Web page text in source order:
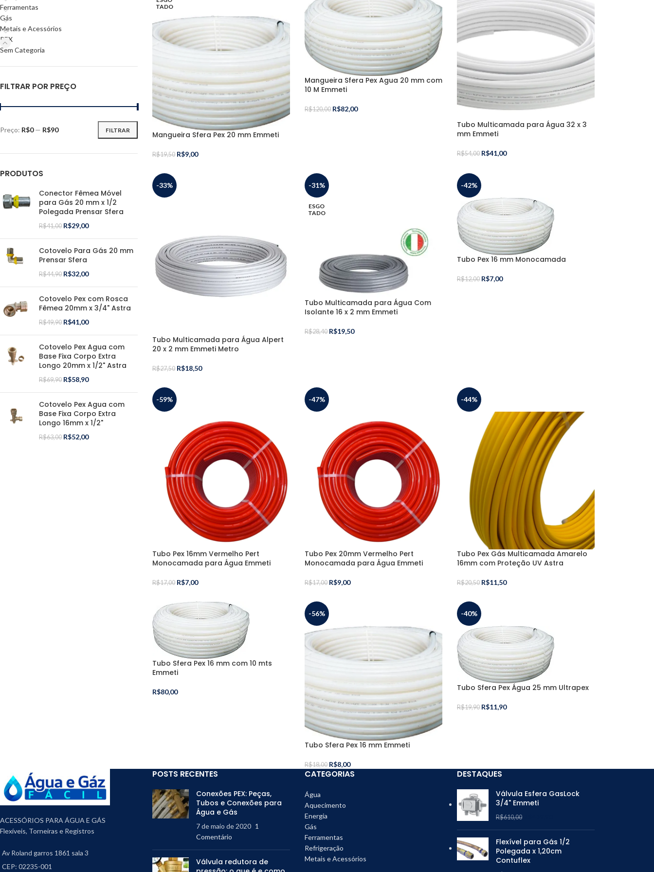
Ferramentas
Gás
Metais e Acessórios
PEX
Sem Categoria
FILTRAR POR PREÇO
FILTRAR
Preço: R$0— R$90
PRODUTOS
Conector Fêmea Móvel
para Gás 20 mm x 1/2
Polegada Prensar Sfera
R$41,00 R$29,00
Cotovelo Para Gás 20 mm
Prensar Sfera
R$44,90 R$32,00
Cotovelo Pex com Rosca
Fêmea 20mm x 3/4" Astra
R$49,90 R$41,00
Cotovelo Pex Agua com
Base Fixa Corpo Extra
Longo 20mm x 1/2" Astra
R$69,90 R$58,90
Cotovelo Pex Agua com
Base Fixa Corpo Extra
Longo 16mm x 1/2"
R$63,00 R$52,00
TADO
Mangueira Sfera Pex 20 mm Emmeti
R$19,50 R$9,00
Mangueira Sfera Pex Agua 20 mm com
10 M Emmeti
R$120,00 R$82,00
Tubo Multicamada para Água 32 x 3
mm Emmeti
R$54,00 R$41,00
-33%
Tubo Multicamada para Água Alpert
20 x 2 mm Emmeti Metro
R$27,50 R$18,50
-31%
ESGO
TADO
Tubo Multicamada para Água Com
Isolante 16 x 2 mm Emmeti
R$28,40 R$19,50
-42%
Tubo Pex 16 mm Monocamada
R$12,00 R$7,00
-59%
Tubo Pex 16mm Vermelho Pert
Monocamada para Água Emmeti
R$17,00 R$7,00
-47%
Tubo Pex 20mm Vermelho Pert
Monocamada para Água Emmeti
R$17,00 R$9,00
-44%
Tubo Pex Gás Multicamada Amarelo
16mm com Proteção UV Astra
R$20,50 R$11,50
Tubo Sfera Pex 16 mm com 10 mts
Emmeti
R$80,00
-56%
Tubo Sfera Pex 16 mm Emmeti
R$18,00 R$8,00
-40%
Tubo Sfera Pex Água 25 mm Ultrapex
R$19,90 R$11,90
ACESSÓRIOS PARA ÁGUA E GÁS
Flexíveis, Torneiras e Registros
Av Roland garros 1861 sala 3
CEP: 02235-001
POSTS RECENTES
Conexões PEX: Peças,
Tubos e Conexões para
Água e Gás
7 de maio de 2020 1
Comentário
Válvula redutora de
CATEGORIAS
Água
Aquecimento
Energia
Gás
Ferramentas
Refrigeração
Metais e Acessórios
DESTAQUES
Válvula Esfera GasLock
3/4" Emmeti
R$610,00
Flexível para Gás 1/2
Polegada x 1,20cm
Contuflex